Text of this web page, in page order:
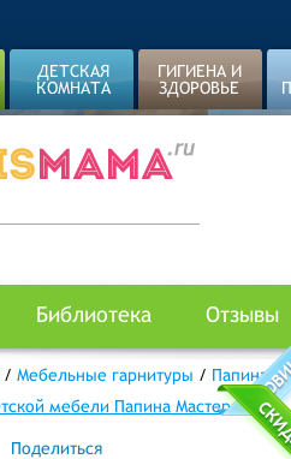
ДЕТСКАЯ
КОМНАТА
ГИГИЕНА И
ЗДОРОВЬЕ
Библиотека Отзывы
/ Мебельные гарнитуры / Папина
Поделиться